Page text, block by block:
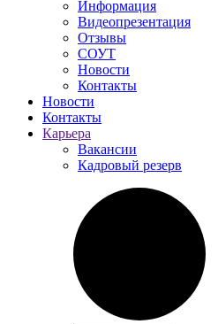
Информация
Видеопрезентация
Отзывы
СОУТ
Новости
Контакты
Новости
Контакты
Карьера
Вакансии
Кадровый резерв